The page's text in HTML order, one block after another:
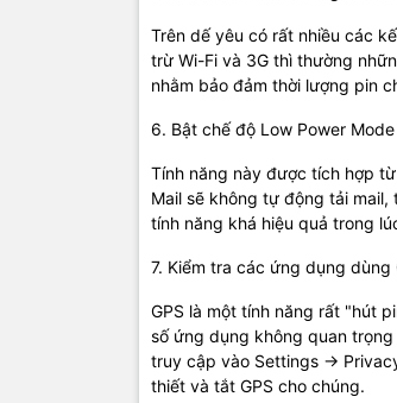
Trên dế yêu có rất nhiều các
trừ Wi-Fi và 3G thì thường
nhằm bảo đảm thời lượng pin
6. Bật chế độ Low Power Mode
Tính năng này được tích hợp
Mail sẽ không tự động tải
tính năng khá hiệu quả trong
7. Kiểm tra các ứng dụng dùng
GPS là một tính năng rất "hút
số ứng dụng không quan
truy cập vào Settings ->
thiết và tắt GPS cho chúng.